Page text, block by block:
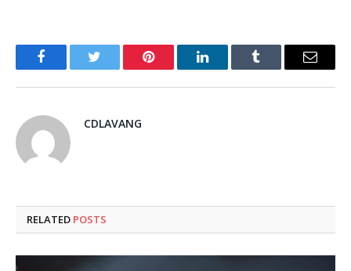
FacebookTwitter Pinterest LinkedInTumblr Email
CDLAVANG
RELATED POSTS